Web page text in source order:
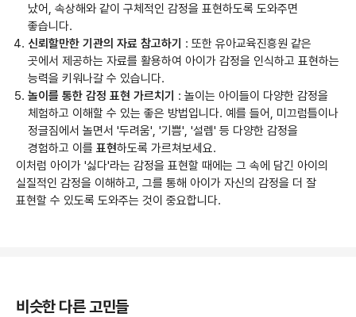
났어, 속상해와 같이 구체적인 감정을 표현하도록 도와주면
좋습니다.
신뢰할만한 기관의 자료 참고하기 : 또한 유아교육진흥원 같은
곳에서 제공하는 자료를 활용하여 아이가 감정을 인식하고 표현하는
능력을 키워나갈 수 있습니다.
놀이를 통한 감정 표현 가르치기 : 놀이는 아이들이 다양한 감정을
체험하고 이해할 수 있는 좋은 방법입니다. 예를 들어, 미끄럼틀이나
정글짐에서 놀면서 '두려움', '기쁨', '설렘' 등 다양한 감정을
경험하고 이를 표현하도록 가르쳐보세요.
이처럼 아이가 '싫다'라는 감정을 표현할 때에는 그 속에 담긴 아이의
실질적인 감정을 이해하고, 그를 통해 아이가 자신의 감정을 더 잘
표현할 수 있도록 도와주는 것이 중요합니다.
비슷한 다른 고민들